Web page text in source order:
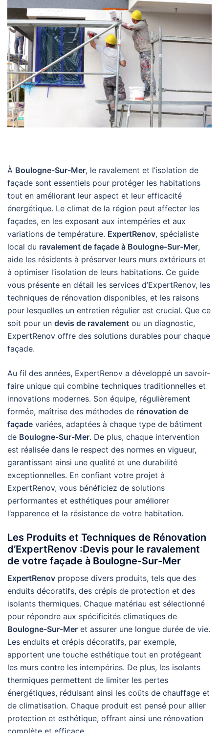
À Boulogne-Sur-Mer, le ravalement et l’isolation de
façade sont essentiels pour protéger les habitations
tout en améliorant leur aspect et leur efficacité
énergétique. Le climat de la région peut affecter les
façades, en les exposant aux intempéries et aux
variations de température. ExpertRenov, spécialiste
local du ravalement de façade à Boulogne-Sur-Mer,
aide les résidents à préserver leurs murs extérieurs et
à optimiser l’isolation de leurs habitations. Ce guide
vous présente en détail les services d’ExpertRenov, les
techniques de rénovation disponibles, et les raisons
pour lesquelles un entretien régulier est crucial. Que ce
soit pour un devis de ravalement ou un diagnostic,
ExpertRenov offre des solutions durables pour chaque
façade.
Au fil des années, ExpertRenov a développé un savoir-
faire unique qui combine techniques traditionnelles et
innovations modernes. Son équipe, régulièrement
formée, maîtrise des méthodes de rénovation de
façade variées, adaptées à chaque type de bâtiment
de Boulogne-Sur-Mer. De plus, chaque intervention
est réalisée dans le respect des normes en vigueur,
garantissant ainsi une qualité et une durabilité
exceptionnelles. En confiant votre projet à
ExpertRenov, vous bénéficiez de solutions
performantes et esthétiques pour améliorer
l’apparence et la résistance de votre habitation.
Les Produits et Techniques de Rénovation
d’ExpertRenov :Devis pour le ravalement
de votre façade à Boulogne-Sur-Mer
ExpertRenov propose divers produits, tels que des
enduits décoratifs, des crépis de protection et des
isolants thermiques. Chaque matériau est sélectionné
pour répondre aux spécificités climatiques de
Boulogne-Sur-Mer et assurer une longue durée de vie.
Les enduits et crépis décoratifs, par exemple,
apportent une touche esthétique tout en protégeant
les murs contre les intempéries. De plus, les isolants
thermiques permettent de limiter les pertes
énergétiques, réduisant ainsi les coûts de chauffage et
de climatisation. Chaque produit est pensé pour allier
protection et esthétique, offrant ainsi une rénovation
complète et efficace.